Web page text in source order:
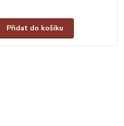
Přidat do košíku